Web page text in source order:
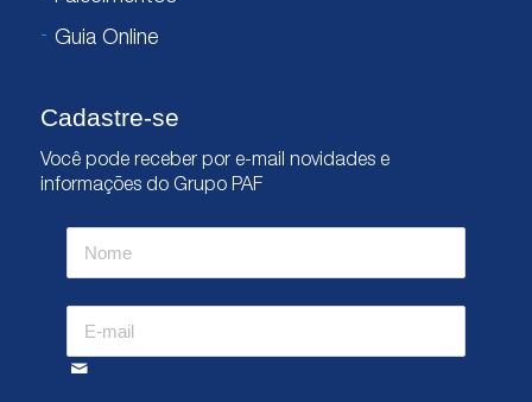
Guia Online
Cadastre-se
Você pode receber por e-mail novidades e
informações do Grupo PAF